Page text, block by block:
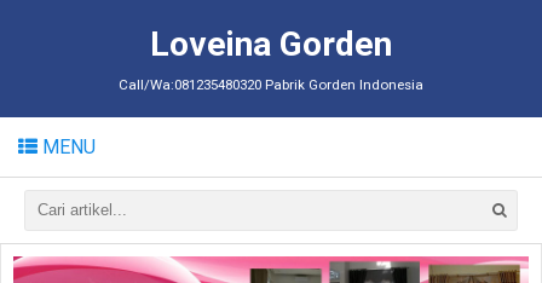
Loveina Gorden
Call/Wa:081235480320 Pabrik Gorden Indonesia
MENU